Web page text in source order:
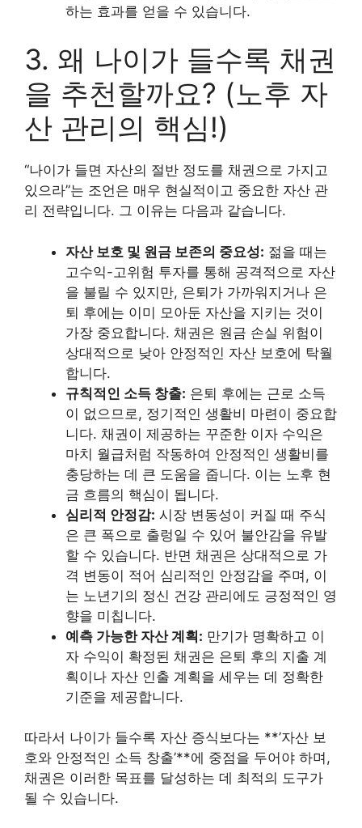
하는 효과를 얻을 수 있습니다.
3. 왜 나이가 들수록 채권
을 추천할까요? (노후 자
산 관리의 핵심!)
“나이가 들면 자산의 절반 정도를 채권으로 가지고
있으라”는 조언은 매우 현실적이고 중요한 자산 관
리 전략입니다. 그 이유는 다음과 같습니다.
자산 보호 및 원금 보존의 중요성: 젊을 때는
고수익-고위험 투자를 통해 공격적으로 자산
을 불릴 수 있지만, 은퇴가 가까워지거나 은
퇴 후에는 이미 모아둔 자산을 지키는 것이
가장 중요합니다. 채권은 원금 손실 위험이
상대적으로 낮아 안정적인 자산 보호에 탁월
합니다.
규칙적인 소득 창출: 은퇴 후에는 근로 소득
이 없으므로, 정기적인 생활비 마련이 중요합
니다. 채권이 제공하는 꾸준한 이자 수익은
마치 월급처럼 작동하여 안정적인 생활비를
충당하는 데 큰 도움을 줍니다. 이는 노후 현
금 흐름의 핵심이 됩니다.
심리적 안정감: 시장 변동성이 커질 때 주식
은 큰 폭으로 출렁일 수 있어 불안감을 유발
할 수 있습니다. 반면 채권은 상대적으로 가
격 변동이 적어 심리적인 안정감을 주며, 이
는 노년기의 정신 건강 관리에도 긍정적인 영
향을 미칩니다.
예측 가능한 자산 계획: 만기가 명확하고 이
자 수익이 확정된 채권은 은퇴 후의 지출 계
획이나 자산 인출 계획을 세우는 데 정확한
기준을 제공합니다.
따라서 나이가 들수록 자산 증식보다는 **’자산 보
호와 안정적인 소득 창출’**에 중점을 두어야 하며,
채권은 이러한 목표를 달성하는 데 최적의 도구가
될 수 있습니다.